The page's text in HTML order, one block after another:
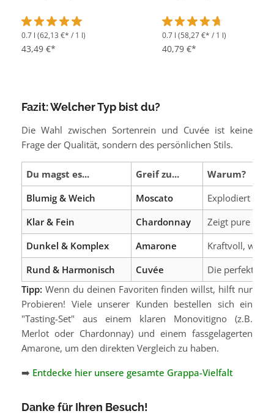
Durchschnittliche Bewertung von 5 von 5 Sternen
0.7 l (62,13 €* / 1 l)
43,49 €*
Durchschnittliche
0.7 l (58,27 €* / 1 l)
40,79 €*
Fazit: Welcher Typ bist du?
Die Wahl zwischen Sortenrein und Cuvée ist keine
Frage der Qualität, sondern des persönlichen Stils.
Du magst es... Greif zu...
Warum?
Blumig & Weich
Moscato
Explodiert
Klar & Fein
Chardonnay
Zeigt pure
Dunkel & Komplex
Amarone
Kraftvoll,
Rund & Harmonisch
Cuvée
Die perfekte
Tipp: Wenn du deinen Favoriten finden willst, hilft nur
Probieren! Viele unserer Kunden bestellen sich ein
"Tasting-Set" aus einem klaren Monovitigno (z.B.
Merlot oder Chardonnay) und einem fassgelagerten
Amarone, um den direkten Vergleich zu haben.
➡️ Entdecke hier unsere gesamte Grappa-Vielfalt
Danke für Ihren Besuch!